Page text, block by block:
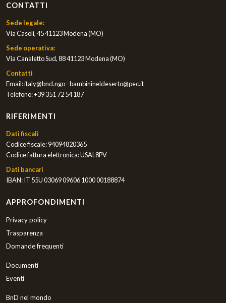
CONTATTI
Sede legale:
Via Casoli, 45 41123 Modena (MO)
Sede operativa:
Via Canaletto Sud, 88 41123 Modena (MO)
Contatti
Email:italy@bnd.ngo - bambinineldeserto@pec.it
Telefono:+39 351 72 54 187
RIFERIMENTI
Dati fiscali
Codice fiscale: 94094820365
Codice fattura elettronica: USAL8PV
Dati bancari
IBAN: IT 55U 03069 09606 1000 00188874
APPROFONDIMENTI
Privacy policy
Trasparenza
Domande frequenti
Documenti
Eventi
BnD nel mondo